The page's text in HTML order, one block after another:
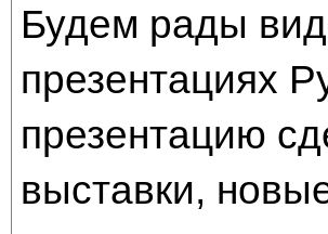
Будем рады
презентациях
презентацию
выставки,